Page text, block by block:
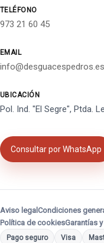
TELÉFONO
973 21 60 45
EMAIL
info@desguacespedros.es
UBICACIÓN
Pol. Ind. "El Segre", Ptda.
Consultar por WhatsApp
Aviso legal Condiciones
Política de cookiesGarantías
Pago seguro Visa